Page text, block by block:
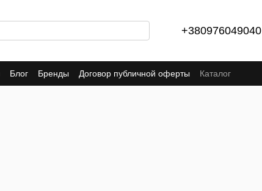
+380976049040
Блог Бренды Договор публичной оферты Каталог